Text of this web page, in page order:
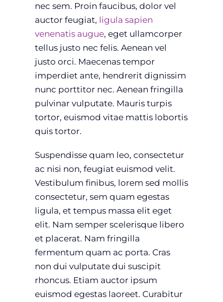
nec sem. Proin faucibus, dolor vel
auctor feugiat, ligula sapien
venenatis augue, eget ullamcorper
tellus justo nec felis. Aenean vel
justo orci. Maecenas tempor
imperdiet ante, hendrerit dignissim
nunc porttitor nec. Aenean fringilla
pulvinar vulputate. Mauris turpis
tortor, euismod vitae mattis lobortis
quis tortor.
Suspendisse quam leo, consectetur
ac nisi non, feugiat euismod velit.
Vestibulum finibus, lorem sed mollis
consectetur, sem quam egestas
ligula, et tempus massa elit eget
elit. Nam semper scelerisque libero
et placerat. Nam fringilla
fermentum quam ac porta. Cras
non dui vulputate dui suscipit
rhoncus. Etiam auctor ipsum
euismod egestas laoreet. Curabitur